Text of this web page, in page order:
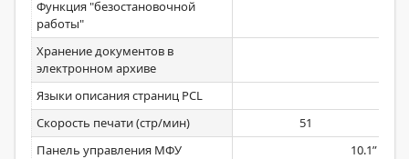
Функция "безостановочной
работы"
Хранение документов в
электронном архиве
Языки описания страниц PCL
Скорость печати (стр/мин)
51
Панель управления МФУ
10.1”